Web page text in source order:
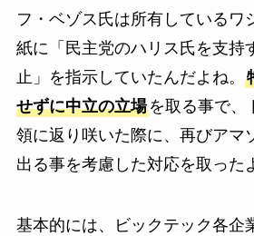
フ・ベゾス氏は所有しているワ
紙に「民主党のハリス氏を支持
止」を指示していたんだよね。
せずに中立の立場を取る事で、
領に返り咲いた際に、再びアマ
出る事を考慮した対応を取った
基本的には、ビックテック各企